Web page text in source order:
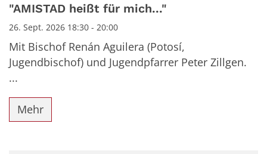
"AMISTAD heißt für mich..."
26. Sept. 2026 18:30 - 20:00
Mit Bischof Renán Aguilera (Potosí,
Jugendbischof) und Jugendpfarrer Peter Zillgen.
...
Mehr